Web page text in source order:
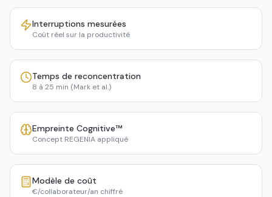
Interruptions mesurées
Coût réel sur la productivité
Temps de reconcentration
8 à 25 min (Mark et al.)
Empreinte Cognitive™
Concept REGENIA appliqué
Modèle de coût
€/collaborateur/an chiffré